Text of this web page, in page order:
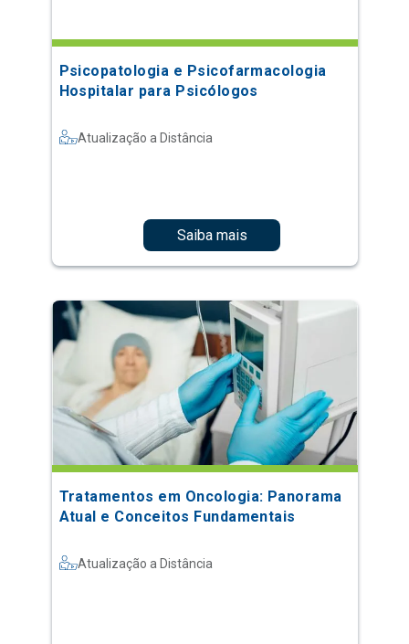
Psicopatologia e Psicofarmacologia
Hospitalar para Psicólogos
Atualização a Distância
Saiba mais
Tratamentos em Oncologia: Panorama
Atual e Conceitos Fundamentais
Atualização a Distância